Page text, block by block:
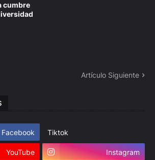
cumbre
Artículo Siguiente
Facebook Tiktok
YouTube Instagram